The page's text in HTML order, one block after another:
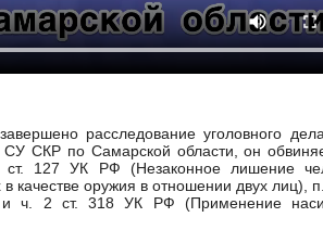
расследование уголовного
СКР по Самарской области, он
127 УК РФ (Незаконное лишение
оружия в отношении двух лиц),
и ч. 2 ст. 318 УК РФ (Применение